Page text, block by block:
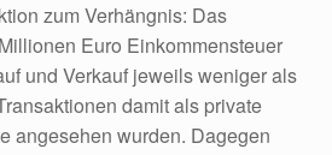
zum Verhängnis: Das
Euro Einkommensteuer
und Verkauf jeweils weniger als
damit als private
angesehen wurden. Dagegen